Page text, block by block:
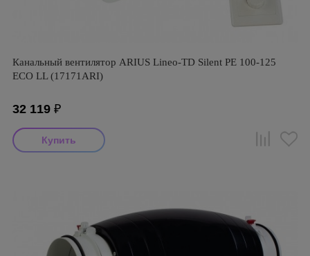
Канальный вентилятор ARIUS Lineo-TD Silent PE 100-125
ECO LL (17171ARI)
32 119 ₽